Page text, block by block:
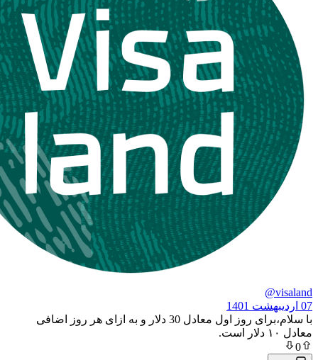
با سلام،برای روز اول معادل 30 دلار و به ازای هر روز اضافی